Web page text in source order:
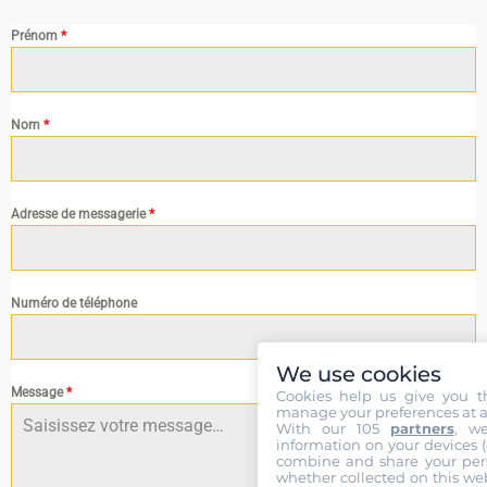
Prénom *
Nom *
Adresse de messagerie*
Numéro de téléphone
Message*
We use cookies
Cookies help us give you
manage your preferences at
With our 105 partners,
information on your devices
combine and share your
whether collected on this